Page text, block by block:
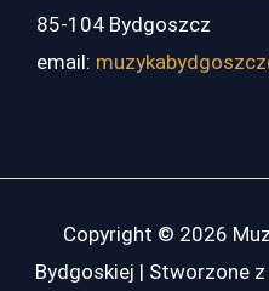
85-104 Bydgoszcz
email:
Copyright © 2026
Bydgoskiej | Stworzone z